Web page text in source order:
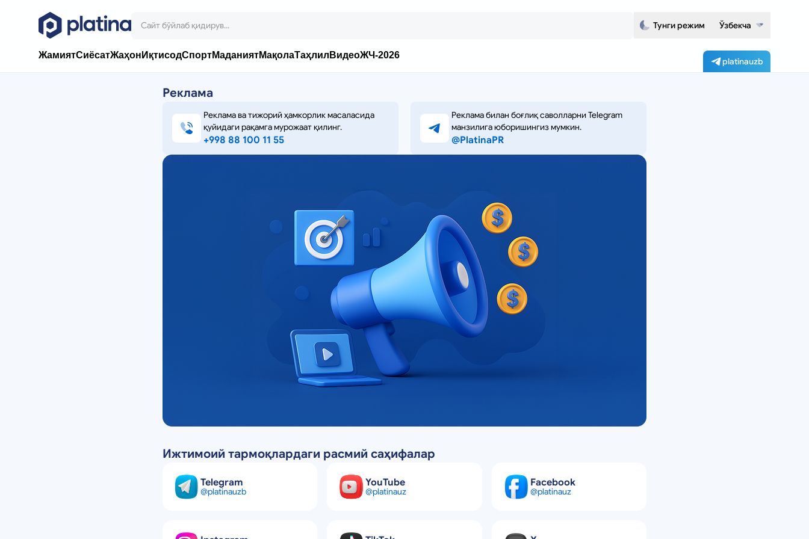
Тунги режим Ўзбекча
ЖамиятСиёсатЖаҳон ИқтисодСпортМаданиятМақолаТаҳлил ВидеоЖЧ-2026
platinauzb
Реклама
Реклама ва тижорий ҳамкорлик масаласида
қуйидаги рақамга мурожаат қилинг.
+998 88 100 11 55
Реклама билан боғлиқ саволларни Telegram
манзилига юборишингиз мумкин.
@PlatinaPR
Ижтимоий тармоқлардаги расмий саҳифалар
Telegram
@platinauzb
YouTube
@platinauz
Facebook
@platinauz